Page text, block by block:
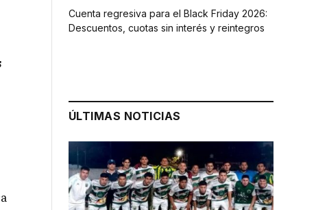
Cuenta regresiva para el Black Friday 2026:
Descuentos, cuotas sin interés y reintegros
ÚLTIMAS NOTICIAS